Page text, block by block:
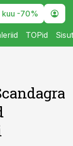
kuu -70%
TOPid